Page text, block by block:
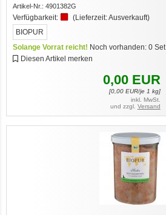
Artikel-Nr.: 4901382G
Verfügbarkeit: (Lieferzeit:Ausverkauft)
BIOPUR
Solange Vorrat reicht! Noch vorhanden: 0Set
Diesen Artikel merken
0,00 EUR
[0,00EUR/je 1 kg]
inkl. MwSt.
und zzgl. Versand